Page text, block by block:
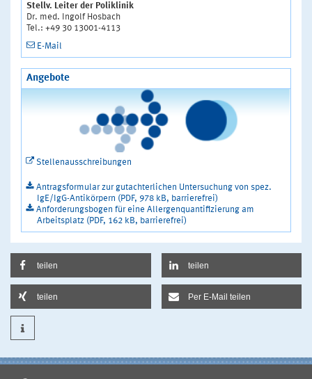
Stellv. Leiter der Poliklinik
Dr. med. Ingolf Hosbach
Tel.: +49 30 13001-4113
E-Mail
Angebote
Stellenausschreibungen
Antragsformular zur gutachterlichen Untersuchung von spez.
IgE/IgG-Antikörpern (PDF, 978 kB, barrierefrei)
Anforderungsbogen für eine Allergenquantifizierung am
Arbeitsplatz (PDF, 162 kB, barrierefrei)
teilen teilen
teilen Per E-Mail teilen